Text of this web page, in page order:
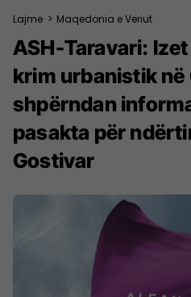
Lajme > Maqedonia e Veriut
ASH-Taravari:
krim urbanistik në
shpërndan
pasakta për
Gostivar